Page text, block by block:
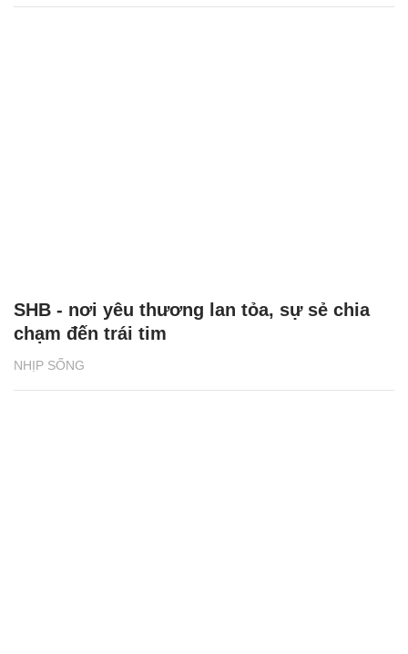
NHỊP SỐNG
SHB - nơi yêu thương lan tỏa, sự sẻ chia
chạm đến trái tim